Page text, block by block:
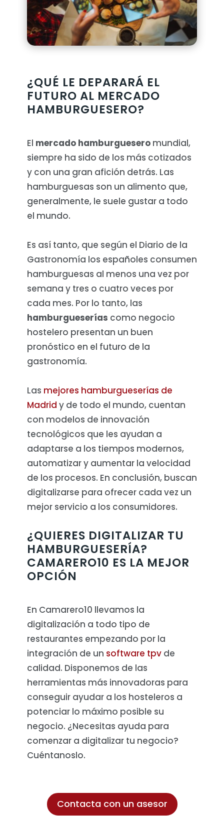
¿QUÉ LE DEPARARÁ EL
FUTURO AL MERCADO
HAMBURGUESERO?
El mercado hamburgueseromundial,
siempre ha sido de los más cotizados
y con una gran afición detrás. Las
hamburguesas son un alimento que,
generalmente, le suele gustar a todo
el mundo.
Es así tanto, que según el Diario de la
Gastronomía los españoles consumen
hamburguesas al menos una vez por
semana y tres o cuatro veces por
cada mes. Por lo tanto, las
hamburgueserías como negocio
hostelero presentan un buen
pronóstico en el futuro de la
gastronomía.
Las mejores hamburgueserías de
Madrid y de todo el mundo, cuentan
con modelos de innovación
tecnológicos que les ayudan a
adaptarse a los tiempos modernos,
automatizar y aumentar la velocidad
de los procesos. En conclusión, buscan
digitalizarse para ofrecer cada vez un
mejor servicio a los consumidores.
¿QUIERES DIGITALIZAR TU
HAMBURGUESERÍA?
CAMARERO10 ES LA MEJOR
OPCIÓN
En Camarero10 llevamos la
digitalización a todo tipo de
restaurantes empezando por la
integración de un software tpv de
calidad. Disponemos de las
herramientas más innovadoras para
conseguir ayudar a los hosteleros a
potenciar lo máximo posible su
negocio. ¿Necesitas ayuda para
comenzar a digitalizar tu negocio?
Cuéntanoslo.
Contacta con un asesor